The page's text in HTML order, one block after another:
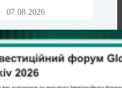
07.08.2026